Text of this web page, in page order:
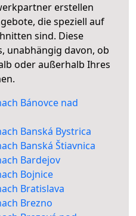
erstellen
die speziell auf
sind. Diese
unabhängig davon, ob
oder außerhalb Ihres
Bánovce nad
Banská Bystrica
Banská Štiavnica
Bardejov
Bojnice
Bratislava
Brezno